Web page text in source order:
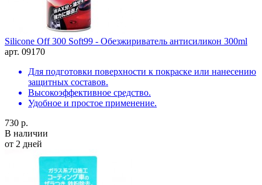
Silicone Off 300 Soft99 - Обезжириватель антисиликон 300ml
арт. 09170
Для подготовки поверхности к покраске или нанесению
защитных составов.
Высокоэффективное средство.
Удобное и простое применение.
730 р.
В наличии
от 2 дней